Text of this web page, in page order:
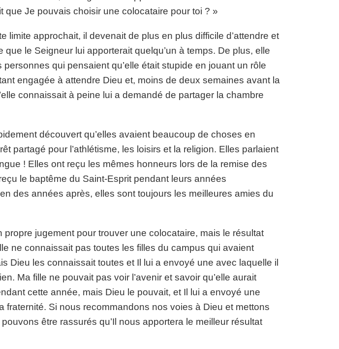
que Je pouvais choisir une colocataire pour toi ? »
limite approchait, il devenait de plus en plus difficile d’attendre et
que le Seigneur lui apporterait quelqu’un à temps. De plus, elle
personnes qui pensaient qu’elle était stupide en jouant un rôle
engagée à attendre Dieu et, moins de deux semaines avant la
connaissait à peine lui a demandé de partager la chambre
découvert qu’elles avaient beaucoup de choses en
partagé pour l’athlétisme, les loisirs et la religion. Elles parlaient
! Elles ont reçu les mêmes honneurs lors de la remise des
le baptême du Saint-Esprit pendant leurs années
des années après, elles sont toujours les meilleures amies du
propre jugement pour trouver une colocataire, mais le résultat
ne connaissait pas toutes les filles du campus qui avaient
Dieu les connaissait toutes et Il lui a envoyé une avec laquelle il
Ma fille ne pouvait pas voir l’avenir et savoir qu’elle aurait
cette année, mais Dieu le pouvait, et Il lui a envoyé une
fraternité. Si nous recommandons nos voies à Dieu et mettons
être rassurés qu’Il nous apportera le meilleur résultat